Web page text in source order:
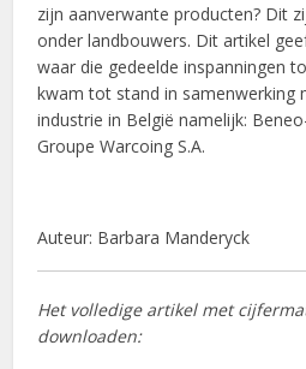
zijn aanverwante producten? Dit
onder landbouwers. Dit artikel
waar die gedeelde inspanningen
kwam tot stand in samenwerking
industrie in België namelijk:
Groupe Warcoing S.A.
Auteur: Barbara Manderyck
Het volledige artikel met
downloaden: